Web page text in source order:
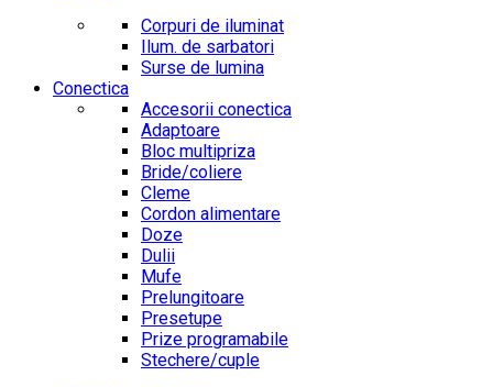
Corpuri de iluminat
Ilum. de sarbatori
Surse de lumina
Conectica
Accesorii conectica
Adaptoare
Bloc multipriza
Bride/coliere
Cleme
Cordon alimentare
Doze
Dulii
Mufe
Prelungitoare
Presetupe
Prize programabile
Stechere/cuple